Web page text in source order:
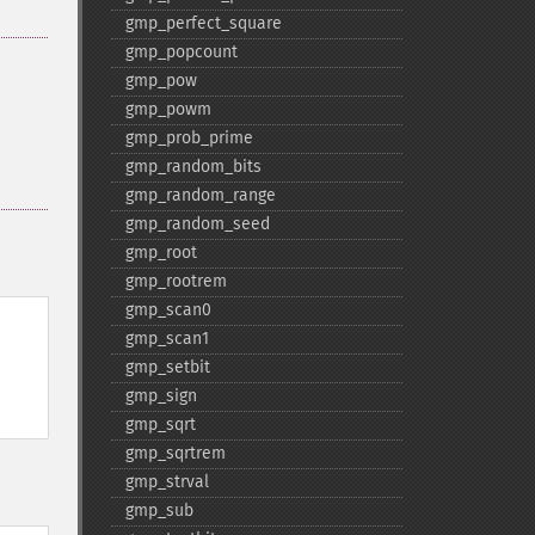
gmp_​perfect_​square
gmp_​popcount
gmp_​pow
gmp_​powm
gmp_​prob_​prime
gmp_​random_​bits
gmp_​random_​range
gmp_​random_​seed
gmp_​root
gmp_​rootrem
gmp_​scan0
gmp_​scan1
gmp_​setbit
gmp_​sign
gmp_​sqrt
gmp_​sqrtrem
gmp_​strval
gmp_​sub